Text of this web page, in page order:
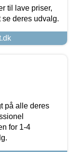
til lave priser,
se deres udvalg.
på alle deres
for 1-4